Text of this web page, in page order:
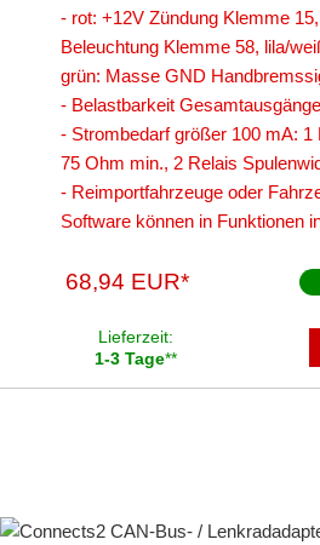
- rot: +12V Zündung Klemme
Beleuchtung Klemme 58, lila/
grün: Masse GND
- Belastbarkeit
- Strombedarf größer 100 mA: 1
75 Ohm min., 2 Relais
- Reimportfahrzeuge oder
Software können in Funktionen
68,94 EUR*
Lieferzeit:
1-3 Tage**